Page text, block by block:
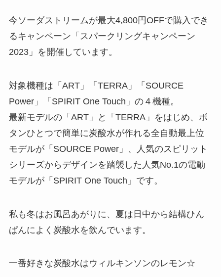
今ソーダストリームが最大4,800円OFFで購入でき
るキャンペーン「スパークリングキャンペーン
2023」を開催しています。
対象機種は「ART」「TERRA」「SOURCE
Power」「SPIRIT One Touch」の４機種。
最新モデルの「ART」と「TERRA」をはじめ、ボ
タンひとつで簡単に炭酸水が作れる全自動最上位
モデルが「SOURCE Power」、人気のスピリット
シリーズからデザインを踏襲した人気No.1の電動
モデルが「SPIRIT One Touch」です。
私も冬はお風呂あがりに、夏は日中から結構ひん
ぱんによく炭酸水を飲んでいます。
一番好きな炭酸水はウィルキンソンのレモン☆